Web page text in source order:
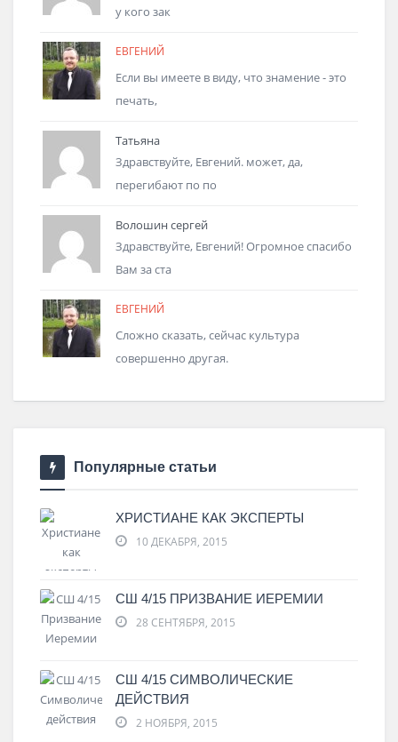
у кого зак
ЕВГЕНИЙ
Если вы имеете в виду, что знамение - это
печать,
Татьяна
Здравствуйте, Евгений. может, да,
перегибают по по
Волошин сергей
Здравствуйте, Евгений! Огромное спасибо
Вам за ста
ЕВГЕНИЙ
Сложно сказать, сейчас культура
совершенно другая.
Популярные статьи
ХРИСТИАНЕ КАК ЭКСПЕРТЫ
10 ДЕКАБРЯ, 2015
СШ 4/15 ПРИЗВАНИЕ ИЕРЕМИИ
28 СЕНТЯБРЯ, 2015
СШ 4/15 СИМВОЛИЧЕСКИЕ
ДЕЙСТВИЯ
2 НОЯБРЯ, 2015